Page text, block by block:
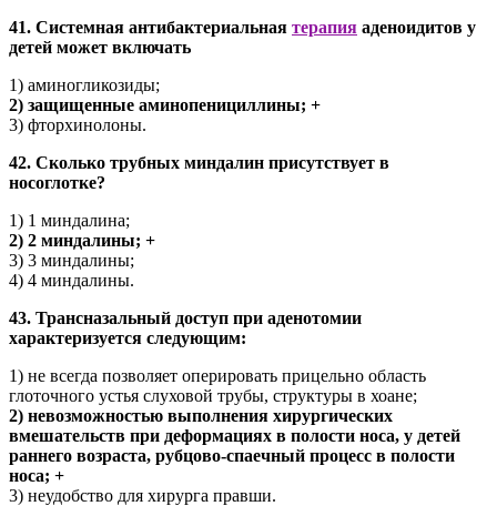
41. Системная антибактериальная терапия аденоидитов у
детей может включать
1) аминогликозиды;
2) защищенные аминопенициллины; +
3) фторхинолоны.
42. Сколько трубных миндалин присутствует в
носоглотке?
1) 1 миндалина;
2) 2 миндалины; +
3) 3 миндалины;
4) 4 миндалины.
43. Трансназальный доступ при аденотомии
характеризуется следующим:
1) не всегда позволяет оперировать прицельно область
глоточного устья слуховой трубы, структуры в хоане;
2) невозможностью выполнения хирургических
вмешательств при деформациях в полости носа, у детей
раннего возраста, рубцово-спаечный процесс в полости
носа; +
3) неудобство для хирурга правши.